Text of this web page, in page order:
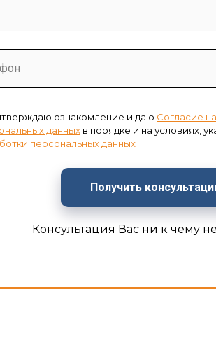
ознакомление и даю Согласие
данных в порядке и на условиях,
персональных данных
Получить
Консультация Вас ни к чему